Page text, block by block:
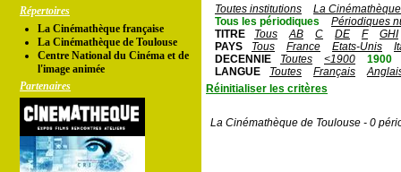
Répertoires
La Cinémathèque française
La Cinémathèque de Toulouse
Centre National du Cinéma et de
l'image animée
Partenaires
Toutes institutions
La
Tous les périodiques
Périodiques
TITRE
Tous AB C DE F
GHI
PAYS
Tous France Etats-Unis
DECENNIE
Toutes <1900
1900
LANGUE
Toutes Français
Réinitialiser les critères
La Cinémathèque de Toulouse - 0